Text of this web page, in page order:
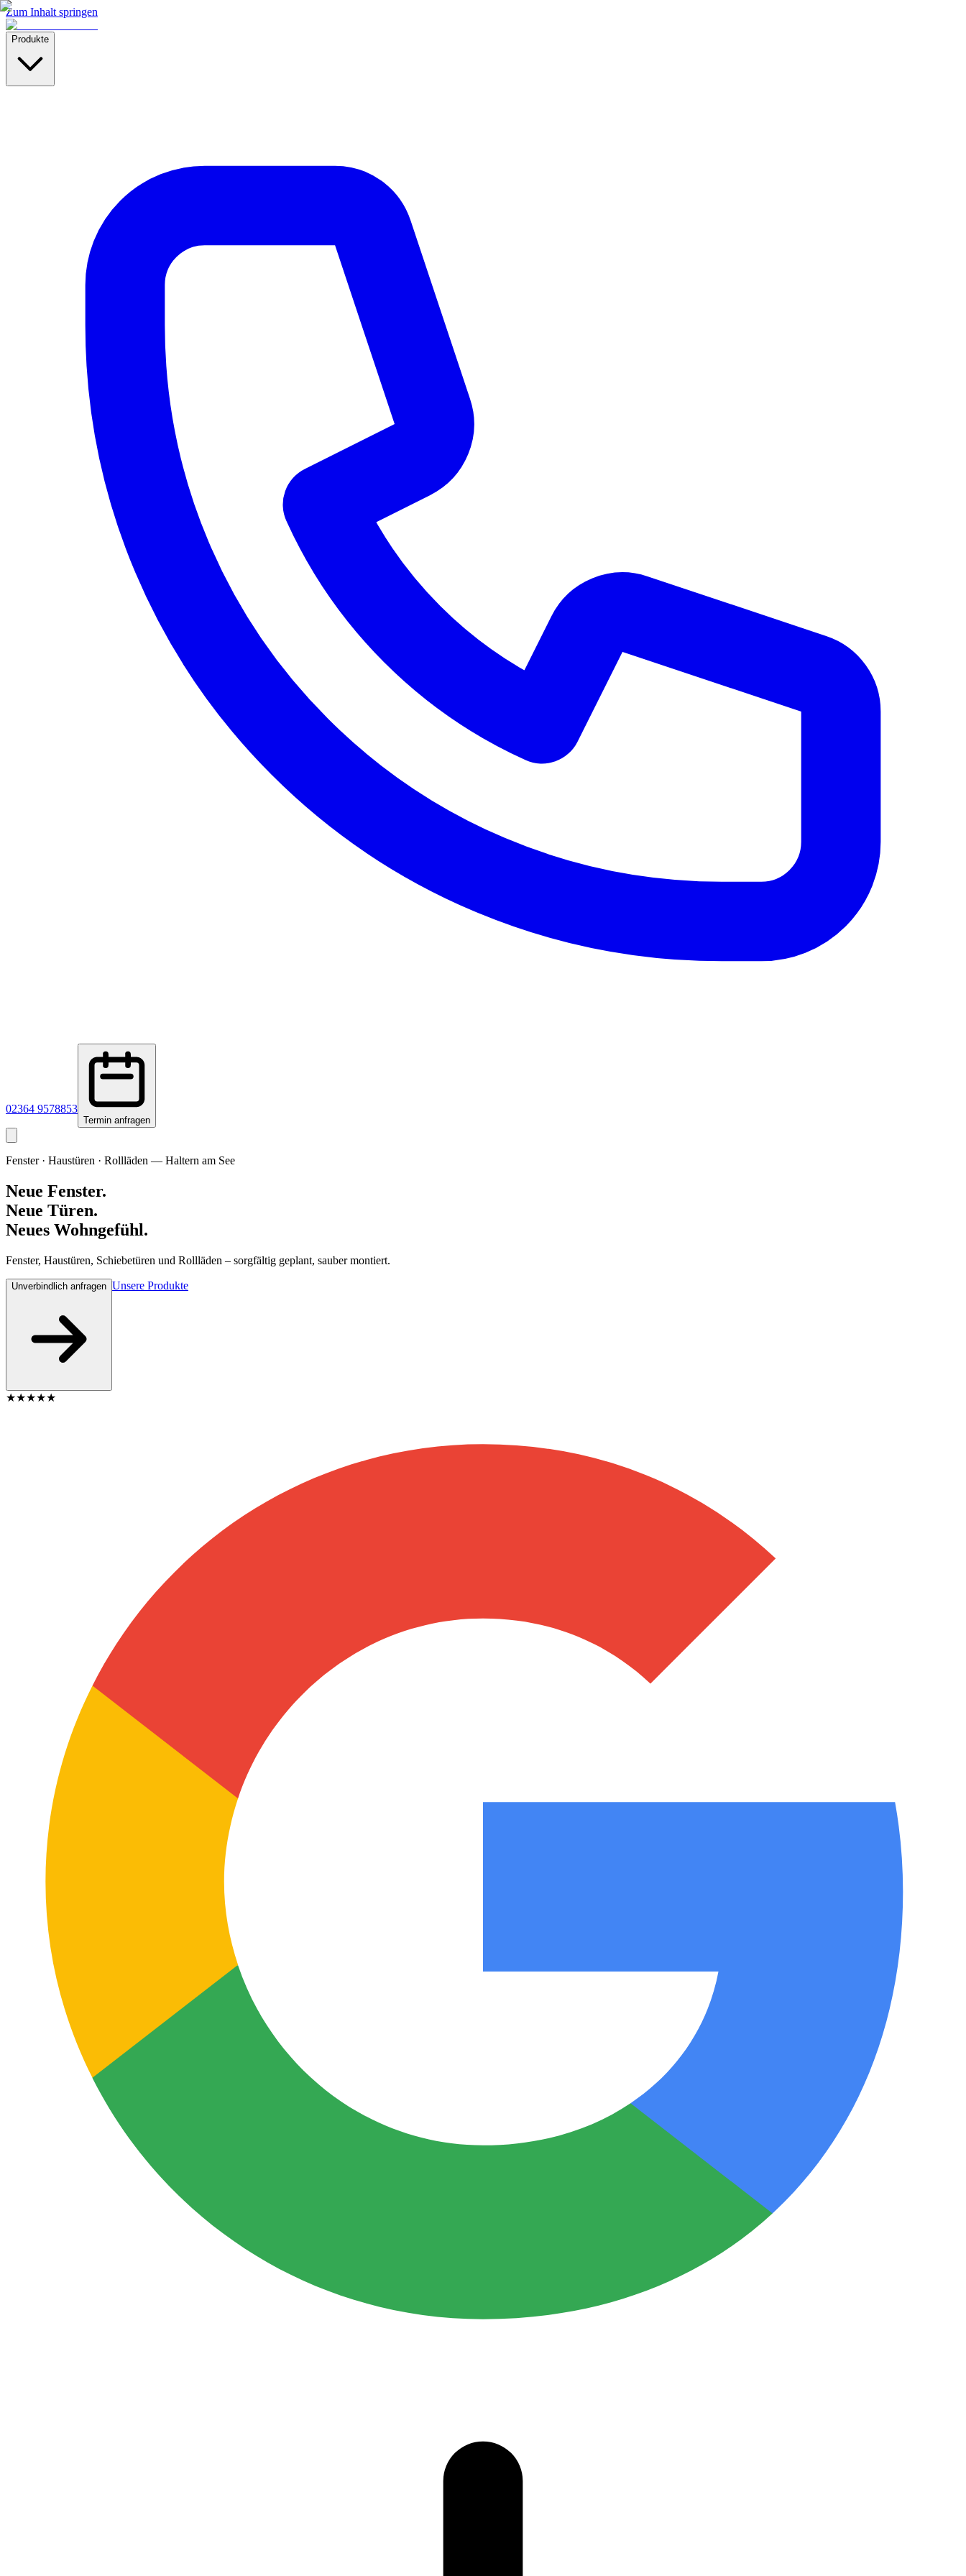
Zum Inhalt springen
Produkte
02364 9578853
Termin anfragen
Fenster · Haustüren · Rollläden — Haltern am See
Neue Fenster.
Neue Türen.
Neues Wohngefühl.
Fenster, Haustüren, Schiebetüren und Rollläden – sorgfältig geplant, sauber montiert.
Unverbindlich anfragen Unsere Produkte
★★★★★